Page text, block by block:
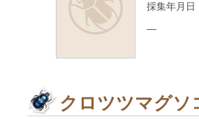
採集年月日
—
クロツツマグソ